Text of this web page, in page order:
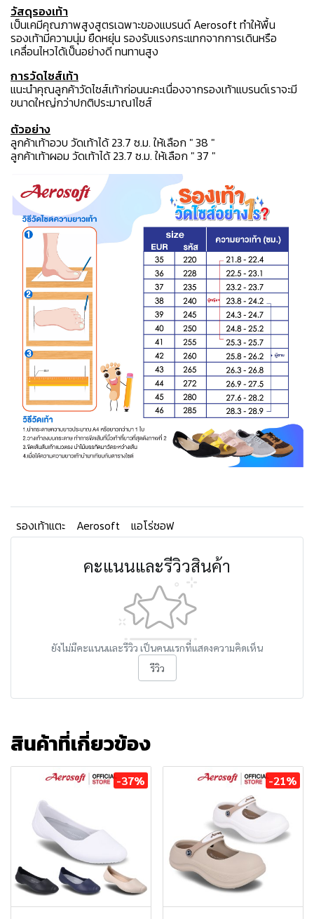
วัสดุรองเท้า
เป็นเคมีคุณภาพสูงสูตรเฉพาะของแบรนด์ Aerosoft ทำให้พื้น
รองเท้ามีความนุ่ม ยืดหยุ่น รองรับแรงกระแทกจากการเดินหรือ
เคลื่อนไหวได้เป็นอย่างดี ทนทานสูง
การวัดไซส์เท้า
แนะนำคุณลูกค้าวัดไซส์เท้าก่อนนะคะเนื่องจากรองเท้าแบรนด์เราจะมี
ขนาดใหญ่กว่าปกติประมาณ1ไซส์
ตัวอย่าง
ลูกค้าเท้าอวบ วัดเท้าได้ 23.7 ซ.ม. ให้เลือก " 38 "
ลูกค้าเท้าผอม วัดเท้าได้ 23.7 ซ.ม. ให้เลือก " 37 "
รองเท้าแตะ Aerosoft แอโร่ซอฟ
คะแนนและรีวิวสินค้า
ยังไม่มีคะแนนและรีวิว เป็นคนแรกที่แสดงความคิดเห็น
รีวิว
สินค้าที่เกี่ยวข้อง
-37% -21%